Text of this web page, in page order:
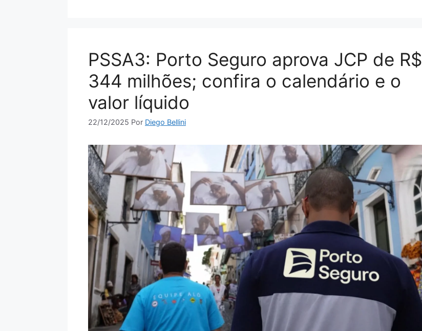
PSSA3: Porto Seguro aprova JCP de R$
344 milhões; confira o calendário e o
valor líquido
22/12/2025 Por Diego Bellini